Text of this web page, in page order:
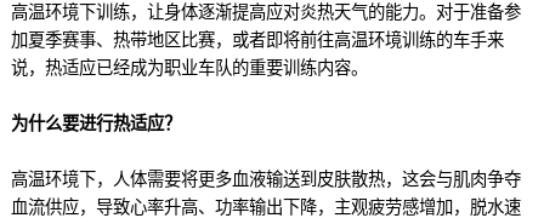
高温环境下训练，让身体逐渐提高应对炎热天气的能力。对于准备参
加夏季赛事、热带地区比赛，或者即将前往高温环境训练的车手来
说，热适应已经成为职业车队的重要训练内容。
为什么要进行热适应？
高温环境下，人体需要将更多血液输送到皮肤散热，这会与肌肉争夺
血流供应，导致心率升高、功率输出下降，主观疲劳感增加，脱水速